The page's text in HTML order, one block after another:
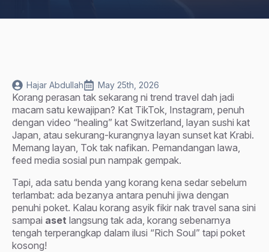
Hajar Abdullah May 25th, 2026
Korang perasan tak sekarang ni trend travel dah jadi
macam satu kewajipan? Kat TikTok, Instagram, penuh
dengan video “healing” kat Switzerland, layan sushi kat
Japan, atau sekurang-kurangnya layan sunset kat Krabi.
Memang layan, Tok tak nafikan. Pemandangan lawa,
feed media sosial pun nampak gempak.
Tapi, ada satu benda yang korang kena sedar sebelum
terlambat: ada bezanya antara penuhi jiwa dengan
penuhi poket. Kalau korang asyik fikir nak travel sana sini
sampai aset langsung tak ada, korang sebenarnya
tengah terperangkap dalam ilusi “Rich Soul” tapi poket
kosong!